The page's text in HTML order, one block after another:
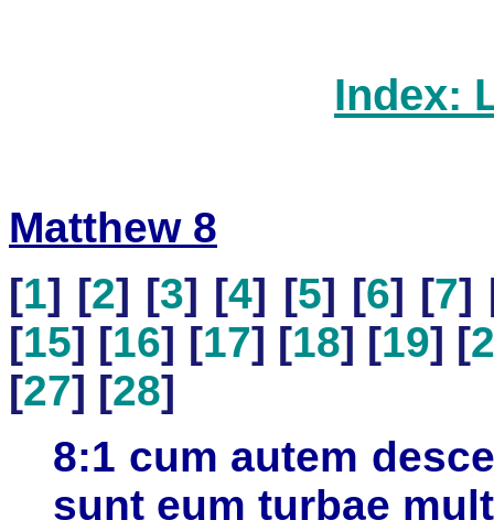
Index:
Matthew 8
[1] [2] [3] [4] [5] [6] [7]
[15] [16] [17] [18] [19] [
[27] [28]
8:1 cum autem
sunt eum turbae